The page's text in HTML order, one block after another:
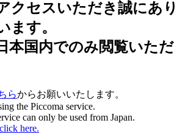
クセスいただき誠にあり
ます。
本国内でのみ閲覧いただ
らからお願いいたします。
the Piccoma service.
can only be used from Japan.
click here.